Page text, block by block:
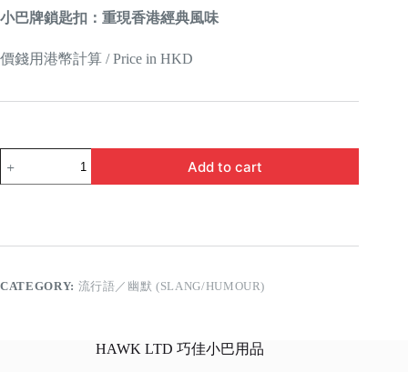
小巴牌鎖匙扣：重現香港經典風味
價錢用港幣計算 / Price in HKD
妹
quantity
Add to cart
CATEGORY: 流行語／幽默 (SLANG/HUMOUR)
HAWK LTD 巧佳小巴用品